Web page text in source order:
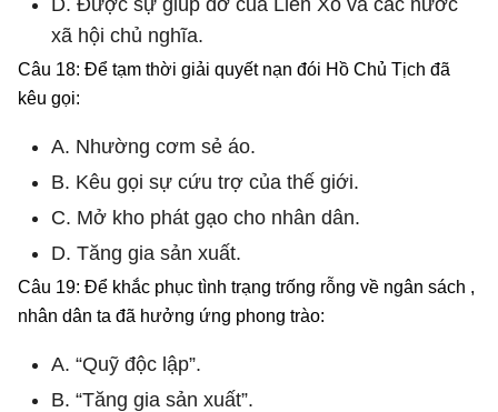
xã hội chủ nghĩa.
Câu 18: Để tạm thời giải quyết nạn đói Hồ Chủ Tịch đã
kêu gọi:
A. Nhường cơm sẻ áo.
B. Kêu gọi sự cứu trợ của thế giới.
C. Mở kho phát gạo cho nhân dân.
D. Tăng gia sản xuất.
Câu 19: Để khắc phục tình trạng trống rỗng về ngân sách ,
nhân dân ta đã hưởng ứng phong trào:
A. “Quỹ độc lập”.
B. “Tăng gia sản xuất”.